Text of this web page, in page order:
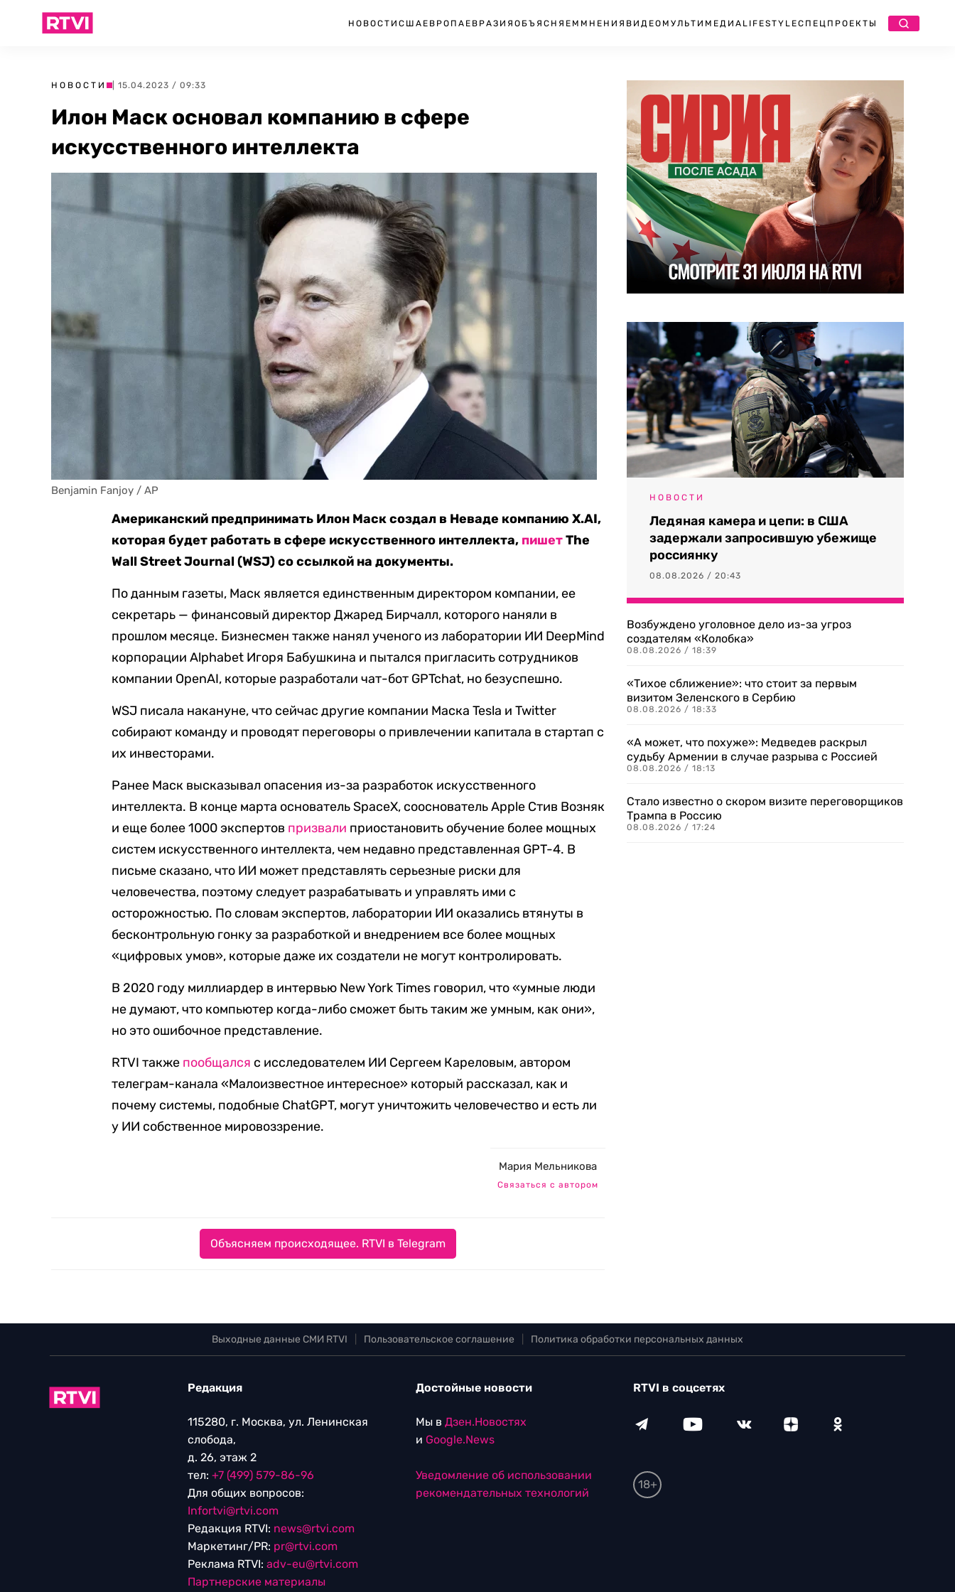
НОВОСТИ США ЕВРОПА ЕВРАЗИЯ ОБЪЯСНЯЕМ МНЕНИЯ ВИДЕО МУЛЬТИМЕДИА LIFESTYLEСПЕЦПРОЕКТЫ
НОВОСТИ | 15.04.2023 / 09:33
Илон Маск основал компанию в сфере
искусственного интеллекта
Benjamin Fanjoy / AP
Американский предпринимать Илон Маск создал в Неваде компанию X.AI,
которая будет работать в сфере искусственного интеллекта, пишетThe
Wall Street Journal (WSJ) со ссылкой на документы.
По данным газеты, Маск является единственным директором компании, ее
секретарь — финансовый директор Джаред Бирчалл, которого наняли в
прошлом месяце. Бизнесмен также нанял ученого из лаборатории ИИ DeepMind
корпорации Alphabet Игоря Бабушкина и пытался пригласить сотрудников
компании OpenAI, которые разработали чат-бот GPTchat, но безуспешно.
WSJ писала накануне, что сейчас другие компании Маска Tesla и Twitter
собирают команду и проводят переговоры о привлечении капитала в стартап с
их инвесторами.
Ранее Маск высказывал опасения из-за разработок искусственного
интеллекта. В конце марта основатель SpaceX, сооснователь Apple Стив Возняк
и еще более 1000 экспертов призвали приостановить обучение более мощных
систем искусственного интеллекта, чем недавно представленная GPT-4. В
письме сказано, что ИИ может представлять серьезные риски для
человечества, поэтому следует разрабатывать и управлять ими с
осторожностью. По словам экспертов, лаборатории ИИ оказались втянуты в
бесконтрольную гонку за разработкой и внедрением все более мощных
«цифровых умов», которые даже их создатели не могут контролировать.
В 2020 году миллиардер в интервью New York Times говорил, что «умные люди
не думают, что компьютер когда-либо сможет быть таким же умным, как они»,
но это ошибочное представление.
RTVI также пообщался с исследователем ИИ Сергеем Кареловым, автором
телеграм-канала «Малоизвестное интересное» который рассказал, как и
почему системы, подобные ChatGPT, могут уничтожить человечество и есть ли
у ИИ собственное мировоззрение.
Мария Мельникова
Связаться с автором
Объясняем происходящее. RTVI в Telegram
НОВОСТИ
Ледяная камера и цепи: в США
задержали запросившую убежище
россиянку
08.08.2026 / 20:43
Возбуждено уголовное дело из-за угроз
создателям «Колобка»
08.08.2026 / 18:39
«Тихое сближение»: что стоит за первым
визитом Зеленского в Сербию
08.08.2026 / 18:33
«А может, что похуже»: Медведев раскрыл
судьбу Армении в случае разрыва с Россией
08.08.2026 / 18:13
Стало известно о скором визите переговорщиков
Трампа в Россию
08.08.2026 / 17:24
Выходные данные СМИ RTVI Пользовательское соглашение Политика обработки персональных данных
Редакция
115280, г. Москва, ул. Ленинская
слобода,
д. 26, этаж 2
тел: +7 (499) 579-86-96
Для общих вопросов:
Infortvi@rtvi.com
Редакция RTVI: news@rtvi.com
Маркетинг/PR: pr@rtvi.com
Реклама RTVI: adv-eu@rtvi.com
Партнерские материалы
Достойные новости
Мы в Дзен.Новостях
и Google.News
Уведомление об использовании
рекомендательных технологий
RTVI в соцсетях
18+